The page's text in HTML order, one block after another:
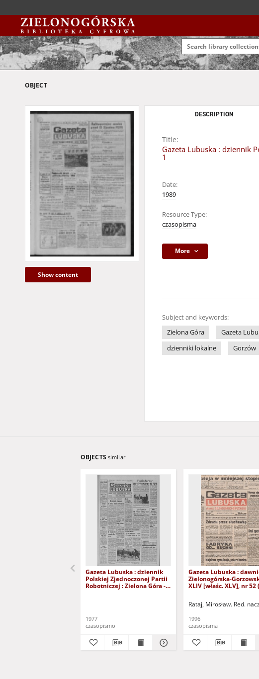
OBJECT
Show content
DESCRIPTION
Title:
Gazeta Lubuska : dziennik
1
Date:
1989
Resource Type:
czasopisma
More
Subject and keywords:
Zielona Góra
Gazeta
dzienniki lokalne
Gorzów
OBJECTS similar
Gazeta Lubuska : dziennik
Polskiej Zjednoczonej Partii
Robotniczej : Zielona Góra -
1977
czasopismo
Gazeta Lubuska :
Zielonogórska-
XLIV [właśc. XLV], nr 52
Rataj, Mirosław. Red.
1996
czasopisma